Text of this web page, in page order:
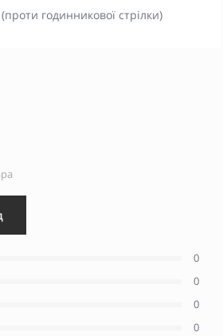
годинникової стрілки)
0
0
0
0